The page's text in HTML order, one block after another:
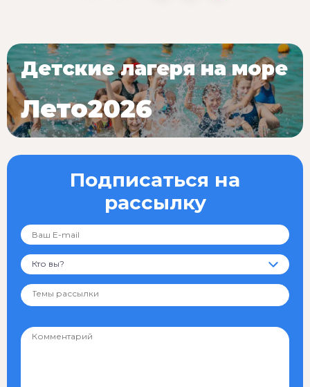
Подписаться на
рассылку
Кто вы?
Детские лагеря на море
Лето2026